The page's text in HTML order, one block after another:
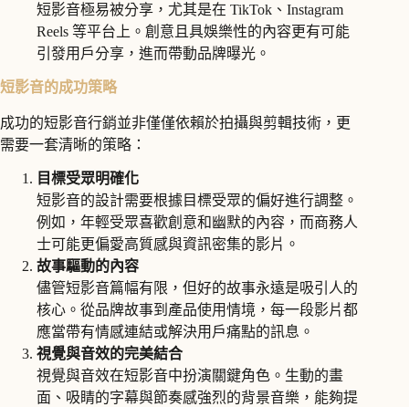
短影音極易被分享，尤其是在 TikTok、Instagram
Reels 等平台上。創意且具娛樂性的內容更有可能
引發用戶分享，進而帶動品牌曝光。
短影音的成功策略
成功的短影音行銷並非僅僅依賴於拍攝與剪輯技術，更
需要一套清晰的策略：
目標受眾明確化
短影音的設計需要根據目標受眾的偏好進行調整。
例如，年輕受眾喜歡創意和幽默的內容，而商務人
士可能更偏愛高質感與資訊密集的影片。
故事驅動的內容
儘管短影音篇幅有限，但好的故事永遠是吸引人的
核心。從品牌故事到產品使用情境，每一段影片都
應當帶有情感連結或解決用戶痛點的訊息。
視覺與音效的完美結合
視覺與音效在短影音中扮演關鍵角色。生動的畫
面、吸睛的字幕與節奏感強烈的背景音樂，能夠提